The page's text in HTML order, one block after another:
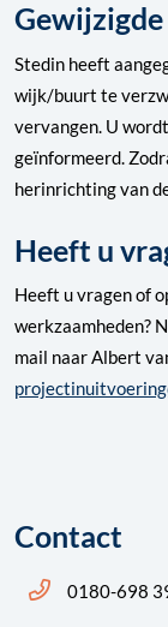
Stedin heeft
wijk/buurt te
vervangen. U
geïnformeerd.
herinrichting van
Heeft u
Heeft u vragen of
werkzaamheden?
mail naar Albert
Contact
Bel ons: 14 0180
0180-698